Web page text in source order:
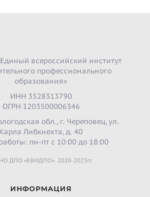
всероссийский институт
профессионального
образования»
ИНН 3528313790
ОГРН 1203500006346
обл., г. Череповец, ул.
Карла Либкнехта, д. 40
пн-пт с 10:00 до 18:00
ДПО «ЕВИДПО». 2020-2023гг.
ИНФОРМАЦИЯ